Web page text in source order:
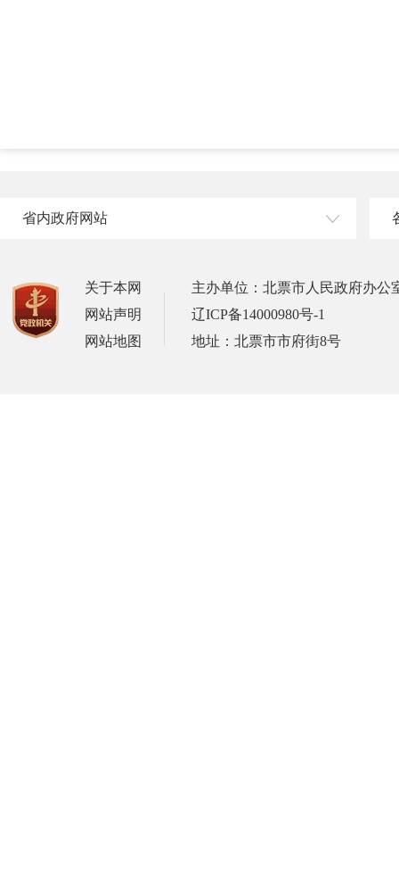
省内政府网站
关于本网
网站声明
网站地图
主办单位：北票市人民政府办公
辽ICP备14000980号-1
地址：北票市市府街8号